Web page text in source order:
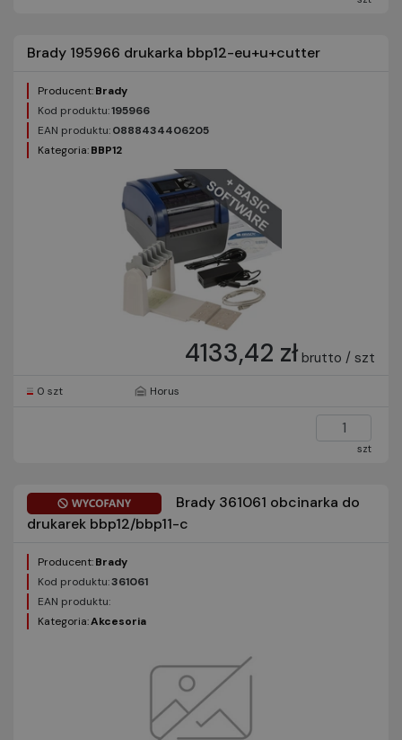
Brady 195966 drukarka bbp12-eu+u+cutter
Producent:Brady
Kod produktu:195966
EAN produktu:0888434406205
Kategoria:BBP12
4133,42 zł brutto / szt
0 szt Horus
szt
Brady 361061 obcinarka do
drukarek bbp12/bbp11-c
Producent:Brady
Kod produktu:361061
EAN produktu:
Kategoria:Akcesoria